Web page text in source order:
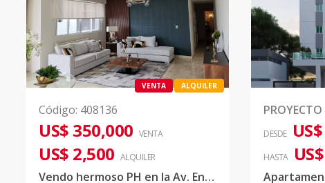
VENTA ALQUILER
Código: 408136
US$ 350,000 VENTA
US$ 2,500 ALQUILER
Vendo hermoso PH en la Av. Enriquillo con vista al sur
PROYECTO
DESDE
HASTA